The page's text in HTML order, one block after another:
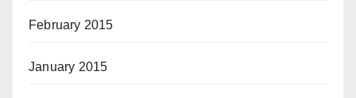
February 2015
January 2015